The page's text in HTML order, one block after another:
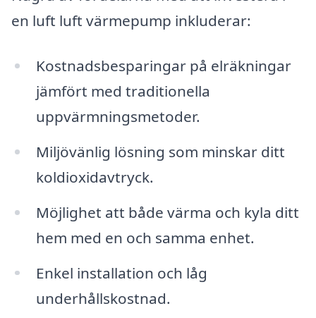
en luft luft värmepump inkluderar:
Kostnadsbesparingar på elräkningar
jämfört med traditionella
uppvärmningsmetoder.
Miljövänlig lösning som minskar ditt
koldioxidavtryck.
Möjlighet att både värma och kyla ditt
hem med en och samma enhet.
Enkel installation och låg
underhållskostnad.